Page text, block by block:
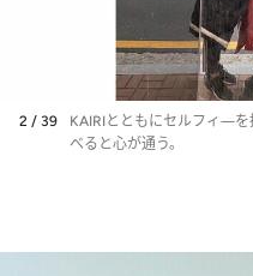
2 / 39
KAIRIとともにセルフィ―
べると心が通う。